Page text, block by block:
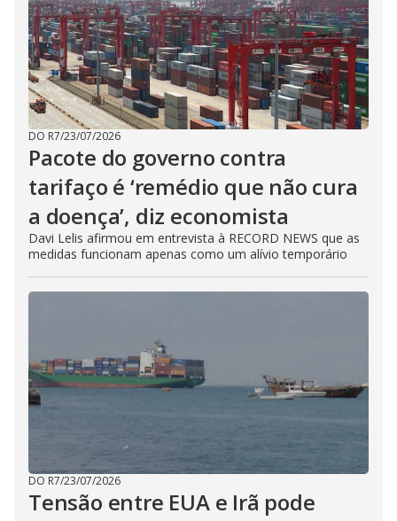
DO R7/23/07/2026
Pacote do governo contra
tarifaço é ‘remédio que não cura
a doença’, diz economista
Davi Lelis afirmou em entrevista à RECORD NEWS que as
medidas funcionam apenas como um alívio temporário
DO R7/23/07/2026
Tensão entre EUA e Irã pode